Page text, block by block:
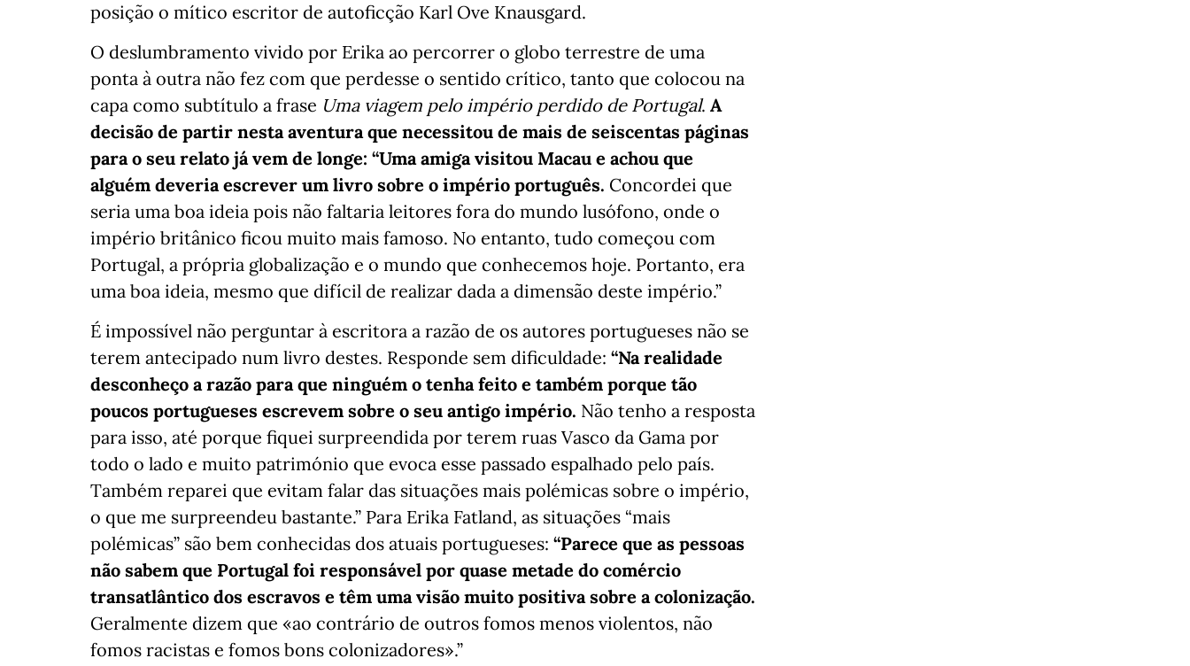
posição o mítico escritor de autoficção Karl Ove Knausgard.
O deslumbramento vivido por Erika ao percorrer o globo terrestre de uma
ponta à outra não fez com que perdesse o sentido crítico, tanto que colocou na
capa como subtítulo a frase Uma viagem pelo império perdido de Portugal. A
decisão de partir nesta aventura que necessitou de mais de seiscentas páginas
para o seu relato já vem de longe: “Uma amiga visitou Macau e achou que
alguém deveria escrever um livro sobre o império português. Concordei que
seria uma boa ideia pois não faltaria leitores fora do mundo lusófono, onde o
império britânico ficou muito mais famoso. No entanto, tudo começou com
Portugal, a própria globalização e o mundo que conhecemos hoje. Portanto, era
uma boa ideia, mesmo que difícil de realizar dada a dimensão deste império.”
É impossível não perguntar à escritora a razão de os autores portugueses não se
terem antecipado num livro destes. Responde sem dificuldade: “Na realidade
desconheço a razão para que ninguém o tenha feito e também porque tão
poucos portugueses escrevem sobre o seu antigo império. Não tenho a resposta
para isso, até porque fiquei surpreendida por terem ruas Vasco da Gama por
todo o lado e muito património que evoca esse passado espalhado pelo país.
Também reparei que evitam falar das situações mais polémicas sobre o império,
o que me surpreendeu bastante.” Para Erika Fatland, as situações “mais
polémicas” são bem conhecidas dos atuais portugueses: “Parece que as pessoas
não sabem que Portugal foi responsável por quase metade do comércio
transatlântico dos escravos e têm uma visão muito positiva sobre a colonização.
Geralmente dizem que «ao contrário de outros fomos menos violentos, não
fomos racistas e fomos bons colonizadores».”